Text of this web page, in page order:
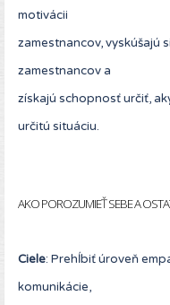
motivácii
zamestnancov, vyskúšajú
zamestnancov a
získajú schopnosť určiť,
určitú situáciu.
AKO POROZUMIEŤ SEBE A
Ciele: Prehĺbiť úroveň
komunikácie,